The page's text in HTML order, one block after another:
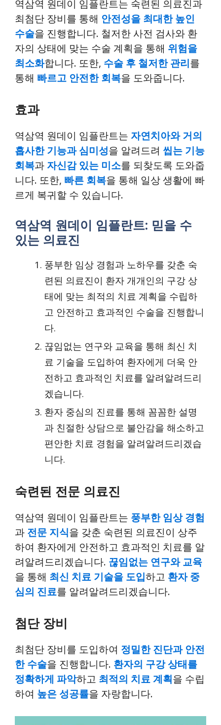
역삼역 원데이 임플란트는 숙련된 의료진과
최첨단 장비를 통해 안전성을 최대한 높인
수술을 진행합니다. 철저한 사전 검사와 환
자의 상태에 맞는 수술 계획을 통해 위험을
최소화합니다. 또한, 수술 후 철저한 관리를
통해 빠르고 안전한 회복을 도와줍니다.
효과
역삼역 원데이 임플란트는 자연치아와 거의
흡사한 기능과 심미성을 알려드려 씹는 기능
회복과 자신감 있는 미소를 되찾도록 도와줍
니다. 또한, 빠른 회복을 통해 일상 생활에 빠
르게 복귀할 수 있습니다.
역삼역 원데이 임플란트: 믿을 수
있는 의료진
풍부한 임상 경험과 노하우를 갖춘 숙
련된 의료진이 환자 개개인의 구강 상
태에 맞는 최적의 치료 계획을 수립하
고 안전하고 효과적인 수술을 진행합니
다.
끊임없는 연구와 교육을 통해 최신 치
료 기술을 도입하여 환자에게 더욱 안
전하고 효과적인 치료를 알려알려드리
겠습니다.
환자 중심의 진료를 통해 꼼꼼한 설명
과 친절한 상담으로 불안감을 해소하고
편안한 치료 경험을 알려알려드리겠습
니다.
숙련된 전문 의료진
역삼역 원데이 임플란트는 풍부한 임상 경험
과 전문 지식을 갖춘 숙련된 의료진이 상주
하여 환자에게 안전하고 효과적인 치료를 알
려알려드리겠습니다. 끊임없는 연구와 교육
을 통해 최신 치료 기술을 도입하고 환자 중
심의 진료를 알려알려드리겠습니다.
첨단 장비
최첨단 장비를 도입하여 정밀한 진단과 안전
한 수술을 진행합니다. 환자의 구강 상태를
정확하게 파악하고 최적의 치료 계획을 수립
하여 높은 성공률을 자랑합니다.